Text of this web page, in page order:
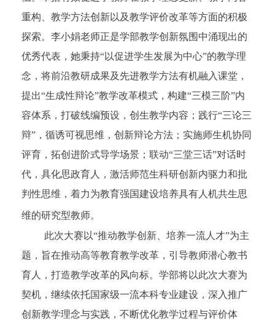
重构、教学方法创新以及教学评价改革等方面的积极
探索。李小娟老师正是学部教学创新氛围中涌现出的
优秀代表 ，她秉持“以促进学生发展为中心”的教学理
念，将前沿教研成果及先进教学方法有机融入课堂 ，
提出“生成性辩论”教学改革模式， 构建“三模三阶”内
容体系 ， 打破线编预设，创生教学内容 ； 践行“三论三
辩”，循诱可视思维，创新辩论方法； 实施师生机协同
评育，拓创进阶式导学场景； 联动“三堂三话”对话时
代，具化思政育人， 激活师范生科研创新内驱力和批
判性思维，着力为教育强国建设培养具有人机共生思
维的研究型教师。
此次大赛以“推动教学创新、培养一流人才”为主
题，旨在推动高等教育教学改革，引导教师潜心教书
育人，打造教学改革的风向标。学部将以此次大赛为
契机，继续依托国家级一流本科专业建设，深入推广
创新教学理念与实践，不断优化教学过程与评价体